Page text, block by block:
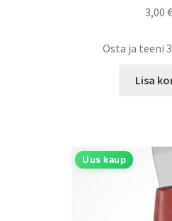
3,00 €
Osta ja teeni
Lisa
Uus kaup